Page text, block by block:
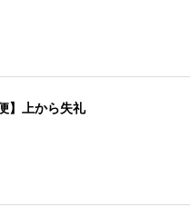
】上から失礼